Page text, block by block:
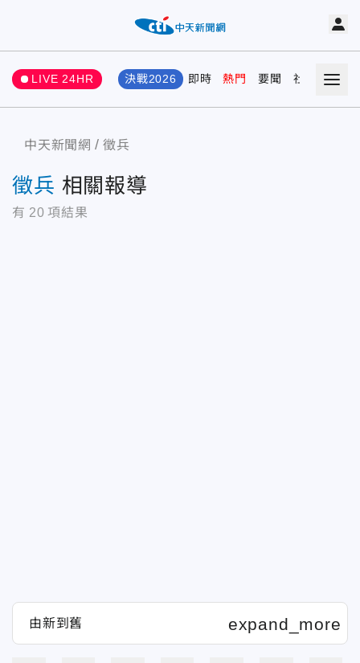
LIVE 24HR 決戰2026 即時 熱門 要聞 社會 娛樂
中天新聞網 徵兵
徵兵 相關報導
有 20 項結果